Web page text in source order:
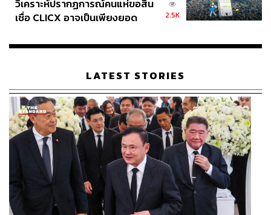
วิเคราะห์ปรากฏการณ์คนแห่ขอสิน
เชื่อ CLICX อาจเป็นเพียงยอด
เรือนไทยที่ถูกซุกไว้
2.5K
LATEST STORIES